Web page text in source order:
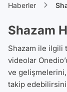
Haberler
Shazam
Shazam ile ilgili
videolar
ve
takip